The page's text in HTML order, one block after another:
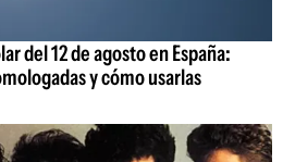
del 12 de agosto en España:
y cómo usarlas